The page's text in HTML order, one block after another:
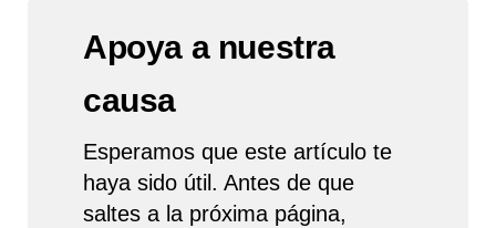
Apoya a nuestra
causa
Esperamos que este artículo te
haya sido útil. Antes de que
saltes a la próxima página,